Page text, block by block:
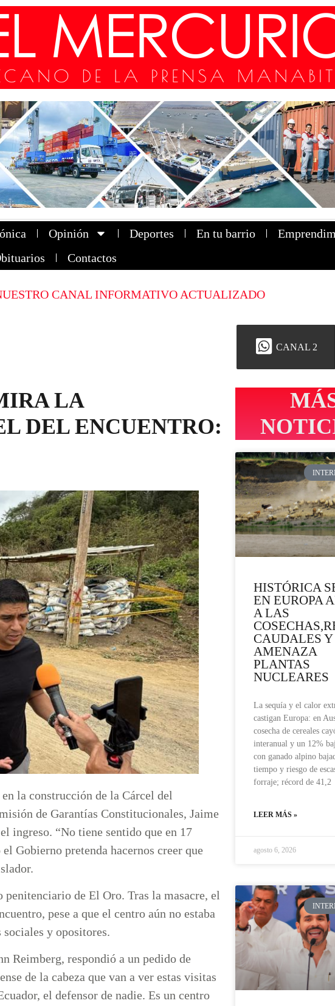
Opinión Deportes En tu barrio
Contactos
CANAL INFORMATIVO ACTUALIZADO
CANAL 2
LA
DEL ENCUENTRO:
la construcción de la Cárcel del
de Garantías Constitucionales, Jaime
ingreso. “No tiene sentido que en 17
Gobierno pretenda hacernos creer que
de El Oro. Tras la masacre, el
pese a que el centro aún no estaba
y opositores.
Reimberg, respondió a un pedido de
de la cabeza que van a ver estas visitas
el defensor de nadie. Es un centro
HISTÓRICA
EN EUROPA
A LAS
CAUDALES Y
AMENAZA
PLANTAS
NUCLEARES
La sequía y el calor
castigan Europa: en
cosecha de cereales
interanual y un 12%
con ganado alpino
tiempo y riesgo de
forraje; récord de 41,2
LEER MÁS »
agosto 6, 2026